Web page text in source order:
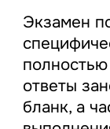
Экзамен
ответы
бланк, а